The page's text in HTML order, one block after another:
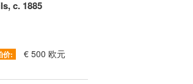
c. 1885
价: € 500 欧元